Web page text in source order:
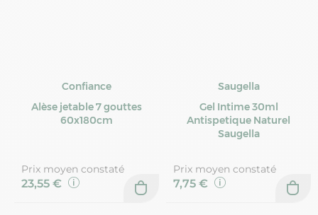
Confiance
Alèse jetable 7 gouttes
60x180cm
Prix moyen constaté
23,55 €
Saugella
Gel Intime 30ml
Antispetique Naturel
Saugella
Prix moyen constaté
7,75 €